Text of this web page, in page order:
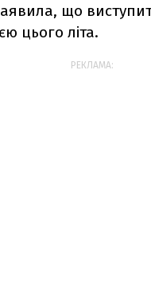
що
цього літа.
РЕКЛАМА: